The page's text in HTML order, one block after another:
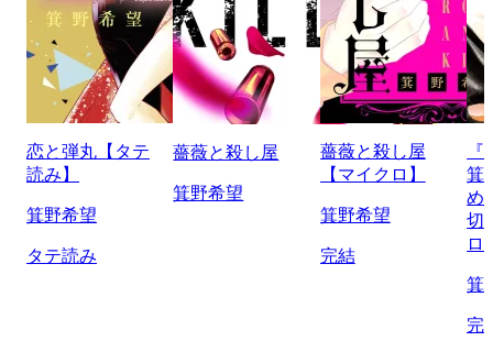
恋と弾丸【タテ
読み】
箕野希望
タテ読み
薔薇と殺し屋
箕野希望
薔薇と殺し屋
【マイクロ】
箕野希望
完結
箕
め
切
ロ
箕
完